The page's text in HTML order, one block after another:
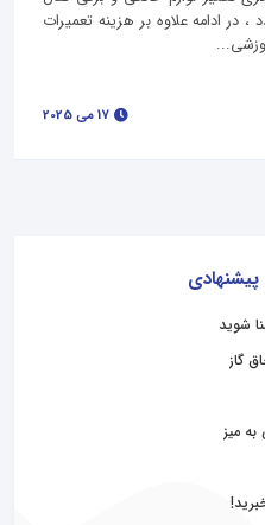
شوید
گاز
میز
ادامه علاوه بر هزینه تعمیرات